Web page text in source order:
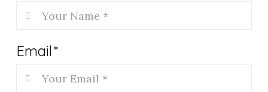
Email*